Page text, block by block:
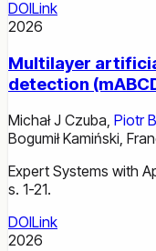
DOILink
2026
Multilayer
detection
Michał J Czuba, Piotr
Bogumił Kamiński,
Expert Systems with
s. 1-21.
DOILink
2026